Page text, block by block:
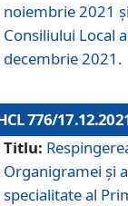
noiembrie 2021
Consiliului Local
decembrie 2021.
776/
Titlu:
Organigramei şi
specialitate al